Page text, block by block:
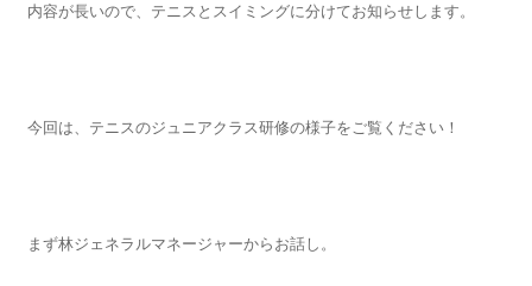
内容が長いので、テニスとスイミングに分けてお知らせします。
今回は、テニスのジュニアクラス研修の様子をご覧ください！
まず林ジェネラルマネージャーからお話し。